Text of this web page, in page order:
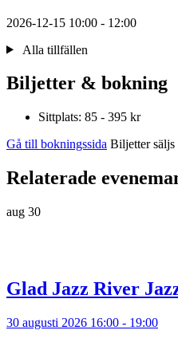
2026-12-15 10:00 - 12:00
Alla tillfällen
Biljetter & bokning
Sittplats: 85 - 395 kr
Gå till bokningssida Biljetter säljs
Relaterade
aug 30
Glad Jazz River
30 augusti 2026 16:00 - 19:00